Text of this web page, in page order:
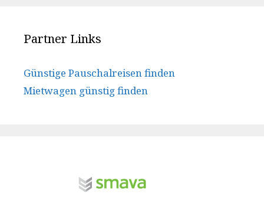
Partner Links
Günstige Pauschalreisen finden
Mietwagen günstig finden